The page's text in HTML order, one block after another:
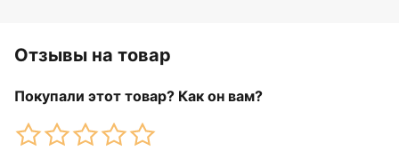
Отзывы на товар
Покупали этот товар? Как он вам?